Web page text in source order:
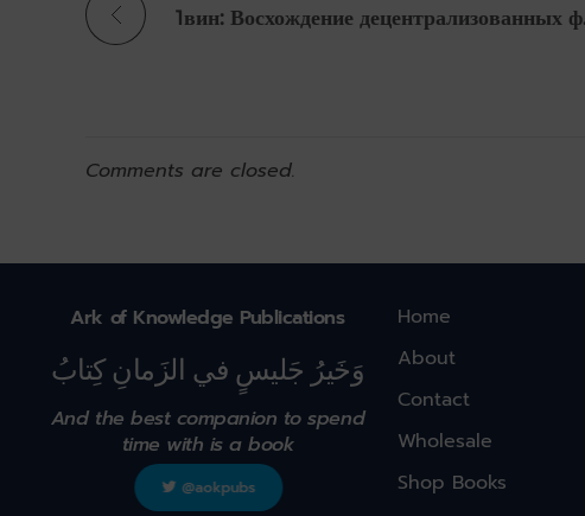
1вин:
Comments are closed.
Ark of Knowledge Publications
وَخَيرُ جَليسٍ في الزَمانِ كِتابُ
And the best companion to spend
time with is a book
@aokpubs
Home
About
Contact
Wholesale
Shop Books